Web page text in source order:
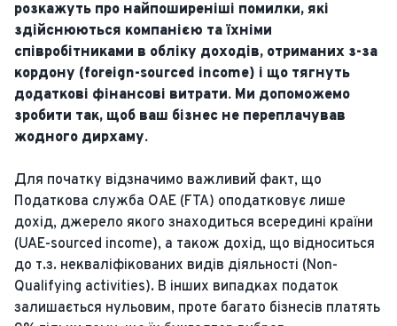
розкажуть про найпоширеніші помилки, які
здійснюються компанією та їхніми
співробітниками в обліку доходів, отриманих з-за
кордону (foreign-sourced income) і що тягнуть
додаткові фінансові витрати. Ми допоможемо
зробити так, щоб ваш бізнес не переплачував
жодного дирхаму.
Для початку відзначимо важливий факт, що
Податкова служба ОАЕ (FTA) оподатковує лише
дохід, джерело якого знаходиться всередині країни
(UAE-sourced income), а також дохід, що відноситься
до т.з. некваліфікованих видів діяльності (Non-
Qualifying activities). В інших випадках податок
залишається нульовим, проте багато бізнесів платять